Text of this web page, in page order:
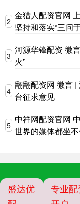
2
金猎人配资官网
坚持和落实“三问
3
河源华锋配资 微
火”
4
翻翻配资网 微言
台征求意见
5
中祥网配资官网
世界的媒体都坐
盛达优
专业配